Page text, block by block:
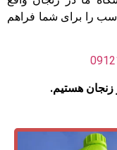
را برای شما فراهم
هستیم.